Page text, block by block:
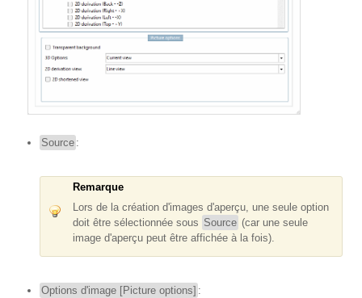
Source :
Remarque
Lors de la création d'images d'aperçu, une seule option
doit être sélectionnée sous Source (car une seule
image d'aperçu peut être affichée à la fois).
Options d'image [Picture options] :